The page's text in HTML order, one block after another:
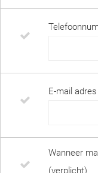
E-mail
Wanneer
(verplicht)